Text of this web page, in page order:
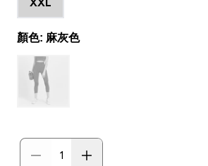
XXL
顏色: 麻灰色